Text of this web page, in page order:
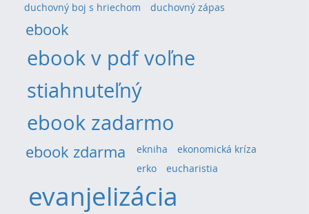
duchovný boj s hriechom
duchovný zápas
ebook
ebook v pdf voľne
stiahnuteľný
ebook zadarmo
ebook zdarma ekniha
ekonomická kríza
erko
eucharistia
evanjelizácia